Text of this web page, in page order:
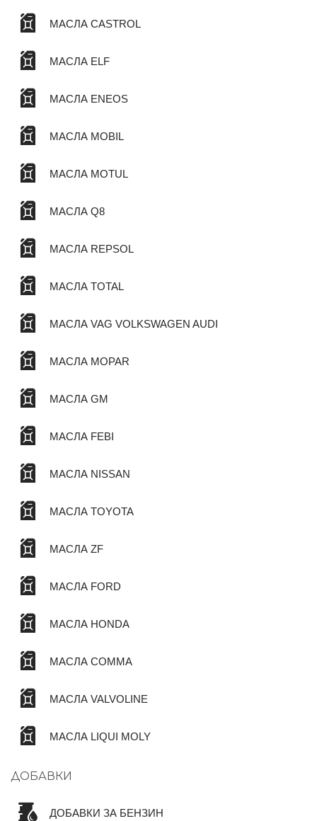
МАСЛА CASTROL
МАСЛА ELF
МАСЛА ENEOS
МАСЛА MOBIL
МАСЛА MOTUL
МАСЛА Q8
МАСЛА REPSOL
МАСЛА TOTAL
МАСЛА VAG VOLKSWAGEN AUDI
МАСЛА MOPAR
МАСЛА GM
МАСЛА FEBI
МАСЛА NISSAN
МАСЛА TOYOTA
МАСЛА ZF
МАСЛА FORD
МАСЛА HONDA
МАСЛА COMMA
МАСЛА VALVOLINE
МАСЛА LIQUI MOLY
ДОБАВКИ
ДОБАВКИ ЗА БЕНЗИН